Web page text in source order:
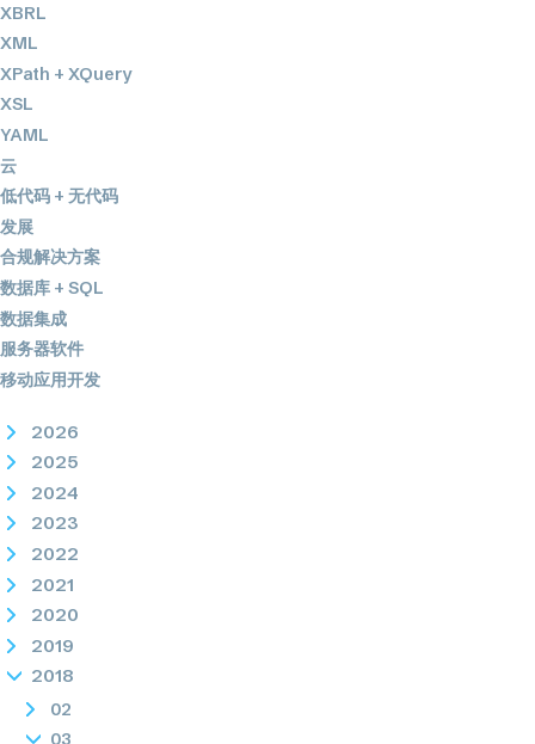
XBRL
XML
XPath + XQuery
XSL
YAML
云
低代码 + 无代码
发展
合规解决方案
数据库 + SQL
数据集成
服务器软件
移动应用开发
2026
2025
2024
2023
2022
2021
2020
2019
2018
02
03